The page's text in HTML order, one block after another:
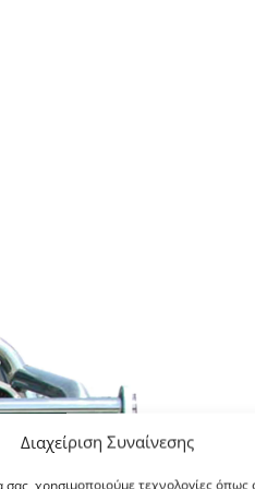
Διαχείριση Συναίνεσης
σας, χρησιμοποιούμε τεχνολογίες όπως